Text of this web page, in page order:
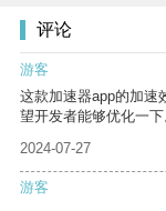
评论
游客
这款加速器app的加速
望开发者能够优化一下
2024-07-27
游客